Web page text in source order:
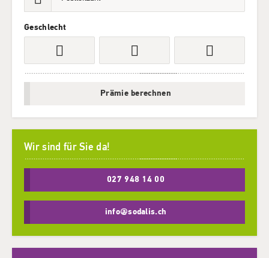
Geschlecht
Prämie berechnen
Wir sind für Sie da!
027 948 14 00
info@sodalis.ch